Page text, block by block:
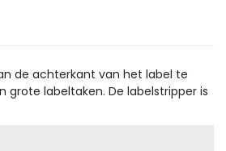
de achterkant van het label te
grote labeltaken. De labelstripper is